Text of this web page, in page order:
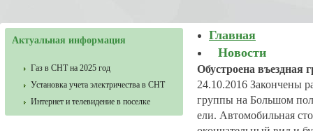
Актуальная информация
Газ в СНТ на 2025 год
Установка учета электричества в СНТ
Интернет и телевидение в поселке
Главная
Новости
Обустроена въездная
24.10.2016 Закончены
группы на Большом
ели. Автомобильная